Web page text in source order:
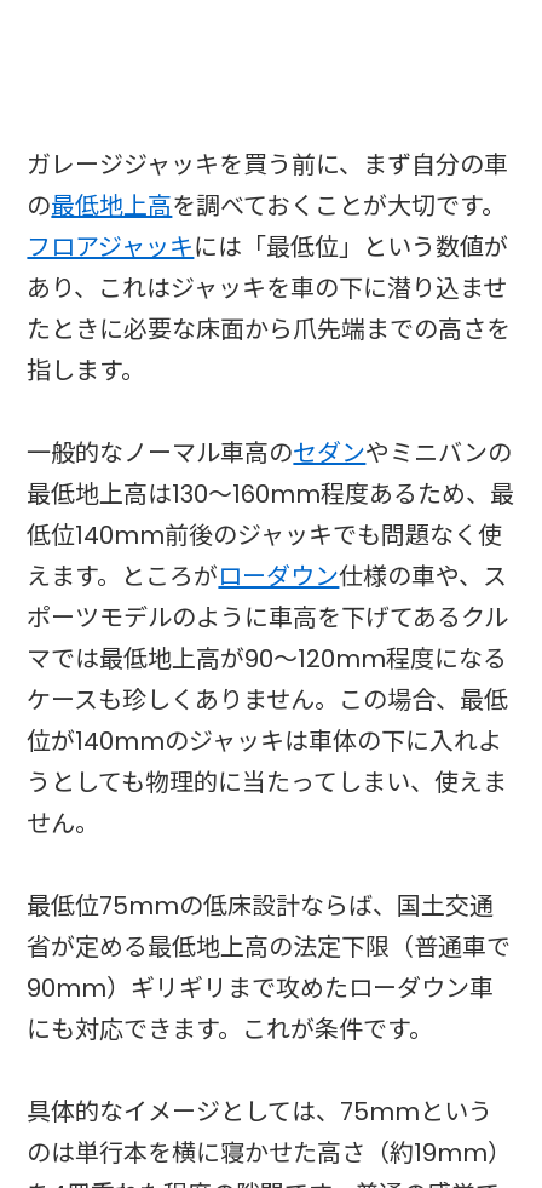
ガレージジャッキを買う前に、まず自分の車
の最低地上高を調べておくことが大切です。
フロアジャッキには「最低位」という数値が
あり、これはジャッキを車の下に潜り込ませ
たときに必要な床面から爪先端までの高さを
指します。
一般的なノーマル車高のセダンやミニバンの
最低地上高は130〜160mm程度あるため、最
低位140mm前後のジャッキでも問題なく使
えます。ところがローダウン仕様の車や、ス
ポーツモデルのように車高を下げてあるクル
マでは最低地上高が90〜120mm程度になる
ケースも珍しくありません。この場合、最低
位が140mmのジャッキは車体の下に入れよ
うとしても物理的に当たってしまい、使えま
せん。
最低位75mmの低床設計ならば、国土交通
省が定める最低地上高の法定下限（普通車で
90mm）ギリギリまで攻めたローダウン車
にも対応できます。これが条件です。
具体的なイメージとしては、75mmという
のは単行本を横に寝かせた高さ（約19mm）